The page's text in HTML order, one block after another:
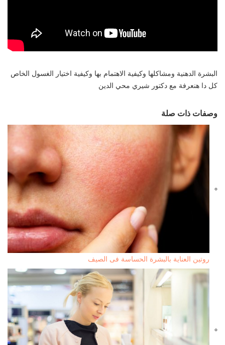
البشرة الدهنية ومشاكلها وكيفية الاهتمام بها وكيفية اختيار الغسول الخاص
كل دا هنعرفة مع دكتور شيري محي الدين
وصفات ذات صلة
روتين العناية بالبشرة الحساسة فى الصيف